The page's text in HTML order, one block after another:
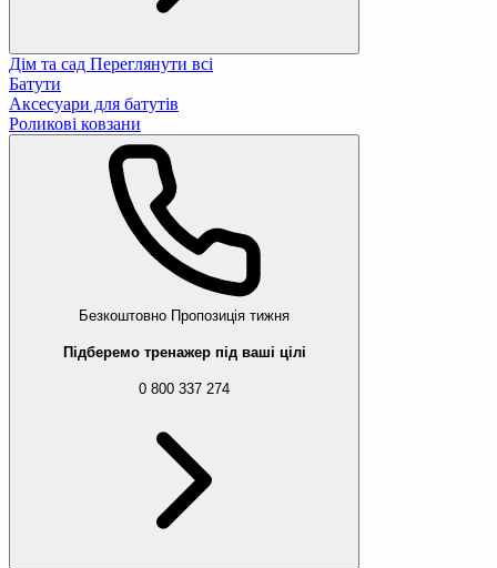
Дім та сад Переглянути всі
Батути
Аксесуари для батутів
Роликові ковзани
Безкоштовно Пропозиція тижня
Підберемо тренажер під ваші цілі
0 800 337 274